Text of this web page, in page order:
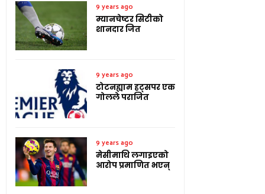
9 years ago
म्यानचेष्टर सिटीको
शानदार जित
9 years ago
टोटनह्याम हट्सपर एक
गोलले पराजित
9 years ago
मेसीमाथि लगाइएको
आरोप प्रमाणित भएन्